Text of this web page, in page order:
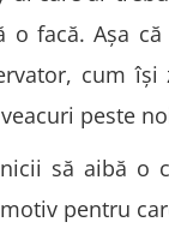
facă. Așa
cum
peste
să aibă o
pentru